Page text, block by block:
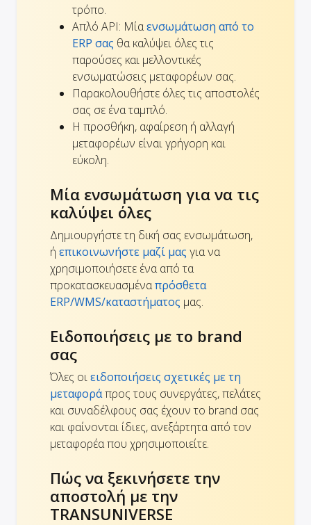
τρόπο.
Απλό API: Μίαενσωμάτωση από το
ERP σας θα καλύψει όλες τις
παρούσες και μελλοντικές
ενσωματώσεις μεταφορέων σας.
Παρακολουθήστε όλες τις αποστολές
σας σε ένα ταμπλό.
Η προσθήκη, αφαίρεση ή αλλαγή
μεταφορέων είναι γρήγορη και
εύκολη.
Μία ενσωμάτωση για να τις
καλύψει όλες
Δημιουργήστε τη δική σας ενσωμάτωση,
ή επικοινωνήστε μαζί μας για να
χρησιμοποιήσετε ένα από τα
προκατασκευασμέναπρόσθετα
ERP/WMS/καταστήματος μας.
Ειδοποιήσεις με το brand
σας
Όλες οιειδοποιήσεις σχετικές με τη
μεταφοράπρος τους συνεργάτες, πελάτες
και συναδέλφους σας έχουν το brand σας
και φαίνονται ίδιες, ανεξάρτητα από τον
μεταφορέα που χρησιμοποιείτε.
Πώς να ξεκινήσετε την
αποστολή με την
TRANSUNIVERSE